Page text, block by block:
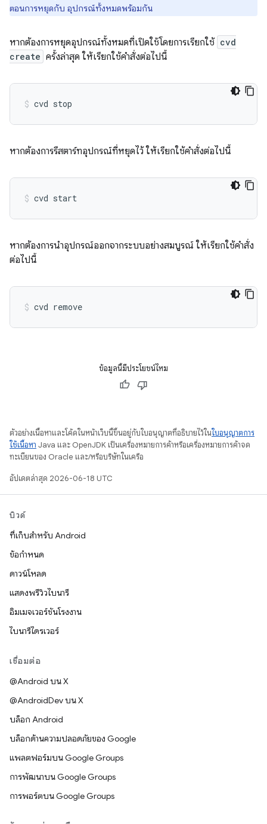
ตอนการหยุดกับ อุปกรณ์ทั้งหมดพร้อมกัน
หากต้องการหยุดอุปกรณ์ทั้งหมดที่เปิดใช้โดยการเรียกใช้ cvd
create ครั้งล่าสุด ให้เรียกใช้คำสั่งต่อไปนี้
หากต้องการรีสตาร์ทอุปกรณ์ที่หยุดไว้ ให้เรียกใช้คำสั่งต่อไปนี้
หากต้องการนำอุปกรณ์ออกจากระบบอย่างสมบูรณ์ ให้เรียกใช้คำสั่ง
ต่อไปนี้
ข้อมูลนี้มีประโยชน์ไหม
ตัวอย่างเนื้อหาและโค้ดในหน้าเว็บนี้ขึ้นอยู่กับใบอนุญาตที่อธิบายไว้ในใบอนุญาตการ
ใช้เนื้อหา Java และ OpenJDK เป็นเครื่องหมายการค้าหรือเครื่องหมายการค้าจด
ทะเบียนของ Oracle และ/หรือบริษัทในเครือ
อัปเดตล่าสุด 2026-06-18 UTC
บิวด์
ที่เก็บสำหรับ Android
ข้อกำหนด
ดาวน์โหลด
แสดงพรีวิวไบนารี
อิมเมจเวอร์ชันโรงงาน
ไบนารีไดรเวอร์
เชื่อมต่อ
@Android บน X
@AndroidDev บน X
บล็อก Android
บล็อกด้านความปลอดภัยของ Google
แพลตฟอร์มบน Google Groups
การพัฒนาบน Google Groups
การพอร์ตบน Google Groups